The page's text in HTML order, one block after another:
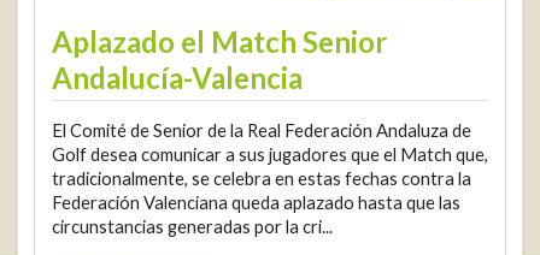
Aplazado el Match Senior
Andalucía-Valencia
El Comité de Senior de la Real Federación Andaluza de
Golf desea comunicar a sus jugadores que el Match que,
tradicionalmente, se celebra en estas fechas contra la
Federación Valenciana queda aplazado hasta que las
circunstancias generadas por la cri...
2026 © Real Federación Andaluza de Golf
Privacy Policy
Cookies Policy
Legal note © DarkSky
Tournaments widget
Login